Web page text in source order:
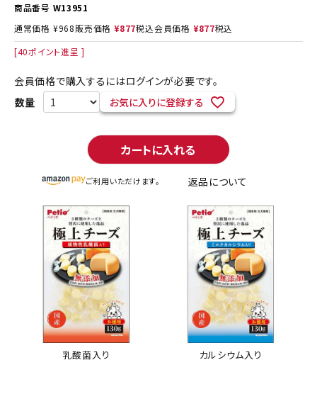
商品番号 W13951
通常価格 ¥968販売価格 ¥877税込会員価格 ¥877税込
[40ポイント進呈 ]
会員価格で購入するにはログインが必要です。
お気に入りに登録する
カートに入れる
ご利用いただけます。 返品について
乳酸菌入り カルシウム入り